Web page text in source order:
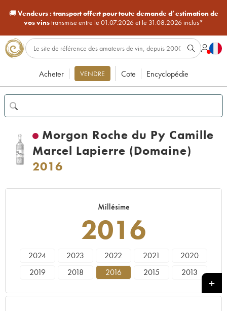
🚚Vendeurs : transport offert pour toute demande d’estimation de
vos vinstransmise entre le 01.07.2026 et le 31.08.2026 inclus*
Acheter VENDRE Cote Encyclopédie
Morgon Roche du Py Camille
Marcel Lapierre (Domaine)
2016
Millésime
2016
2024 2023 2022 2021
2020
2019
2018 2016 2015 2013